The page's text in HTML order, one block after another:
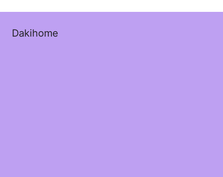
Dakihome